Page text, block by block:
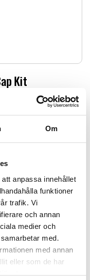
Om
anpassa innehållet
funktioner
trafik. Vi
och annan
medier och
med.
med annan
eller som de har
Kit
Add
To order